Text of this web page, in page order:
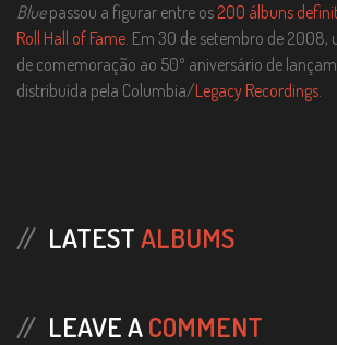
Bluepassou a figurar entre os 200 álbuns
Roll Hall of Fame. Em 30 de setembro de 2008,
de comemoração ao 50º aniversário de
distribuída pela Columbia/Legacy Recordings.
LATESTALBUMS
LEAVE ACOMMENT